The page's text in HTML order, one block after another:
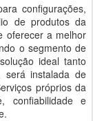
configurações,
de produtos da
oferecer a melhor
o segmento de
ideal tanto
será instalada de
próprios da
confiabilidade e